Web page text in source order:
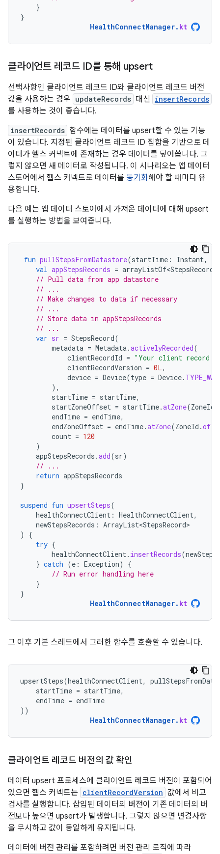
}
}
HealthConnectManager. kt
클라이언트 레코드 ID를 통해 upsert
선택사항인 클라이언트 레코드 ID와 클라이언트 레코드 버전
값을 사용하는 경우 updateRecords 대신 insertRecords
를 사용하는 것이 좋습니다.
insertRecords 함수에는 데이터를 upsert할 수 있는 기능
이 있습니다. 지정된 클라이언트 레코드 ID 집합을 기반으로 데
이터가 헬스 커넥트에 존재하는 경우 데이터를 덮어씁니다. 그
렇지 않으면 새 데이터로 작성됩니다. 이 시나리오는 앱 데이터
스토어에서 헬스 커넥트로 데이터를 동기화해야 할 때마다 유
용합니다.
다음 예는 앱 데이터 스토어에서 가져온 데이터에 대해 upsert
를 실행하는 방법을 보여줍니다.
fun pullStepsFromDatastore(startTime : Instant,
val appStepsRecords = arrayListOf<StepsRecord>
// Pull data from app datastore
// ...
// Make changes to data if necessary
// ...
// Store data in appStepsRecords
// ...
var sr = StepsRecord(
metadata = Metadata.activelyRecorded(
clientRecordId = "Your client record
clientRecordVersion = 0L,
device = Device(type = Device.
),
startTime = startTime,
startZoneOffset = startTime.atZone(ZoneId
endTime = endTime,
endZoneOffset = endTime.atZone(ZoneId .of
count = 120
)
appStepsRecords .add(sr)
// ...
return appStepsRecords
}
suspend fun upsertSteps(
healthConnectClient : HealthConnectClient,
newStepsRecords : ArrayList<StepsRecord>
)
{
try {
healthConnectClient. insertRecords(
} catch (e : Exception)
{
// Run error handling here
}
}
HealthConnectManager. kt
그 이후 기본 스레드에서 그러한 함수를 호출할 수 있습니다.
upsertSteps(healthConnectClient,
startTime = startTime,
endTime = endTime
))
HealthConnectManager. kt
클라이언트 레코드 버전의 값 확인
데이터 upsert 프로세스에 클라이언트 레코드 버전이 포함되어
있으면 헬스 커넥트는 clientRecordVersion 값에서 비교
검사를 실행합니다. 삽입된 데이터의 버전이 기존 데이터의 버
전보다 높으면 upsert가 발생합니다. 그렇지 않으면 변경사항
을 무시하고 값이 동일하게 유지됩니다.
데이터에 버전 관리를 포함하려면 버전 관리 로직에 따라